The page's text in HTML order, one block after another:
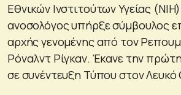
Εθνικών Ινστιτούτων Υγείας
ανοσολόγος υπήρξε σύμβουλος
αρχής γενομένης από τον
Ρόναλντ Ρίγκαν. Έκανε την
σε συνέντευξη Τύπου στον Λευκό